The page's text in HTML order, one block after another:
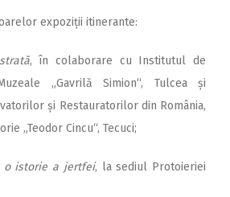
expoziții itinerante:
, în colaborare cu Institutul de
„Gavrilă Simion“, Tulcea și
și Restauratorilor din România,
„Teodor Cincu“, Tecuci;
o istorie a jertfei, la sediul Protoieriei